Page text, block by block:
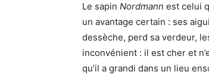
Le sapin Nordmann est celui
un avantage certain : ses
dessèche, perd sa verdeur,
inconvénient : il est cher et
qu’il a grandi dans un lieu